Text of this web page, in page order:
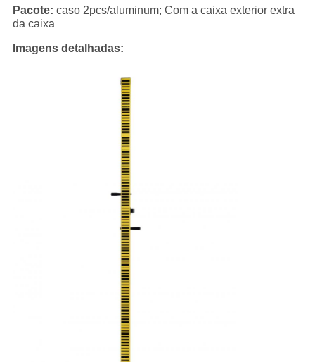
Pacote: caso 2pcs/aluminum; Com a caixa exterior extra
da caixa
Imagens detalhadas: